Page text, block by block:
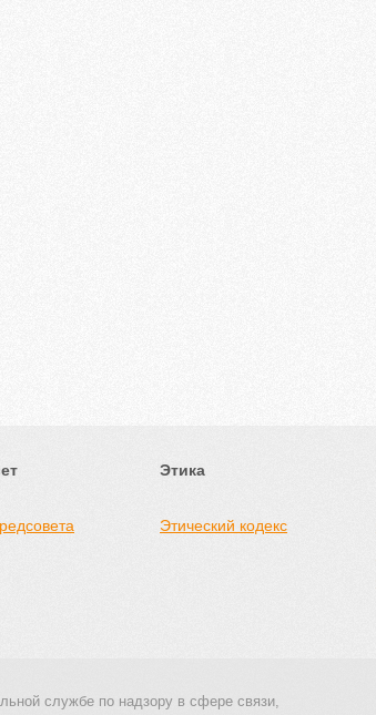
Этика
Этический кодекс
службе по надзору в сфере связи,